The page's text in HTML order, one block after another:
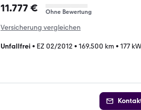
11.777 € Ohne Bewertung
Versicherung vergleichen
Unfallfrei • EZ 02/2012 • 169.500 km • 177